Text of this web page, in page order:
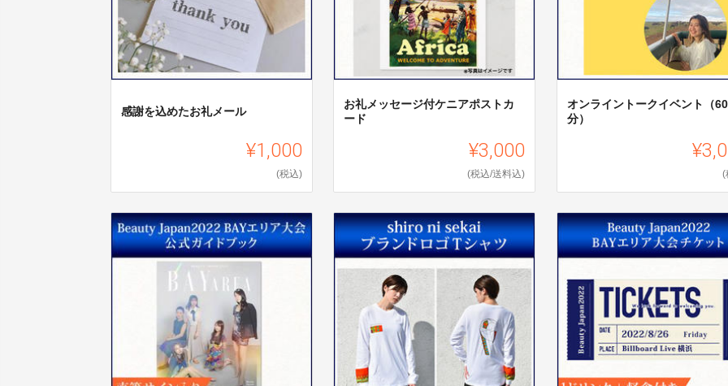
感謝を込めたお礼メール
¥1,000
(税込)
お礼メッセージ付ケニアポストカ
ード
¥3,000
(税込/送料込)
オンライントークイベント（60
分）
(